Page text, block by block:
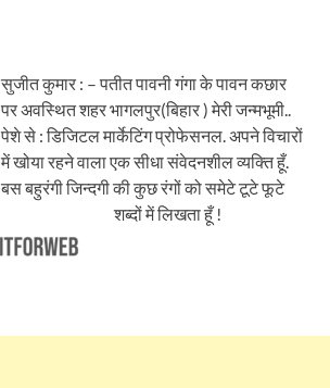
सुजीत कुमार : – पतीत पावनी गंगा के पावन कछार
पर अवस्थित शहर भागलपुर(बिहार ) मेरी जन्मभूमी..
पेशे से : डिजिटल मार्केटिंग प्रोफेसनल. अपने विचारों
में खोया रहने वाला एक सीधा संवेदनशील व्यक्ति हूँ.
बस बहुरंगी जिन्दगी की कुछ रंगों को समेटे टूटे फूटे
शब्दों में लिखता हूँ !